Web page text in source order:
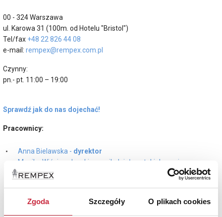
Zgoda Szczegóły O plikach cookies
00 - 324 Warszawa
ul. Karowa 31 (100m. od Hotelu "Bristol")
Tel/fax +48 22 826 44 08
e-mail: rempex@rempex.com.pl
Czynny:
pn.- pt. 11:00 – 19:00
Sprawdź jak do nas dojechać!
Pracownicy:
Anna Bielawska - dyrektor
Monika Wiśniewska - kierownik działu sztuki dawnej
Natalia Hadrych - sztuka dawna
Waleria Matelska - aukcje wyprzedażowe i specjalistyczne